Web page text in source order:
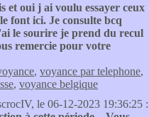
et oui j ai voulu essayer ceux
font ici. Je consulte bcq
le sourire je prend du recul
remercie pour votre
, voyance par telephone,
, voyance belgique
le 06-12-2023 19:36:25 :